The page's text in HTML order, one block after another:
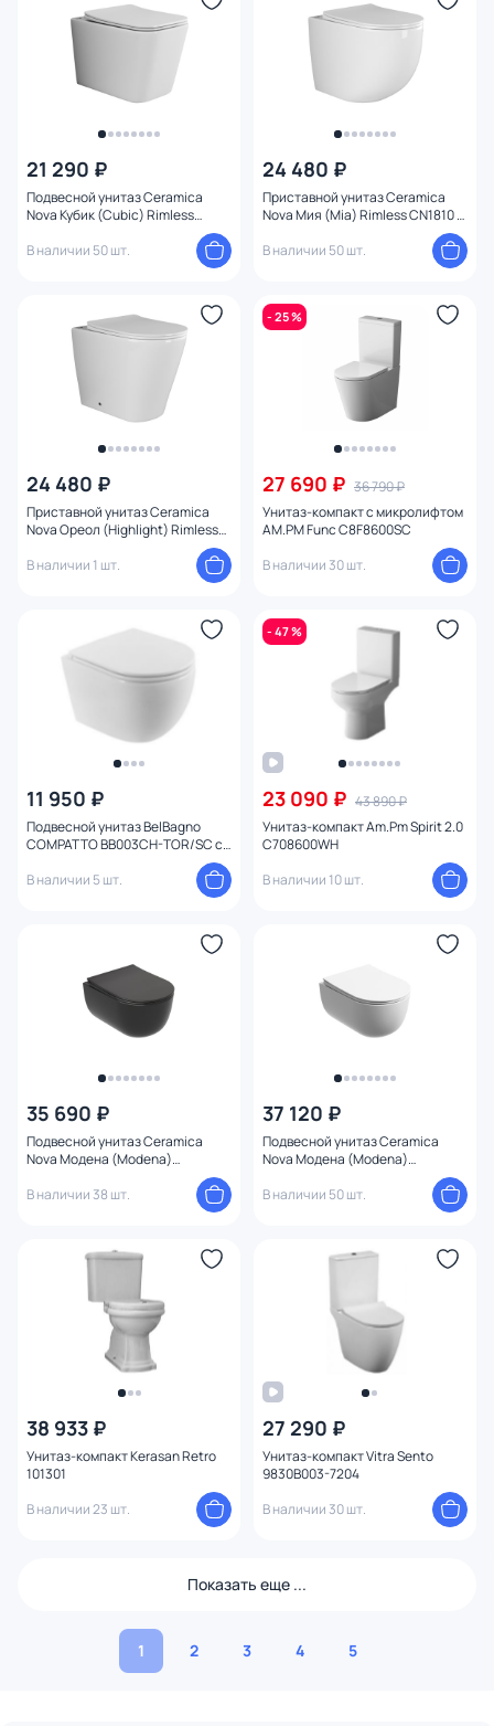
21 290 ₽
Подвесной унитаз Ceramica
Nova Кубик (Cubic) Rimless
В наличии 50 шт.
24 480 ₽
Приставной унитаз Ceramica
Nova Мия (Mia) Rimless CN1810 с
В наличии 50 шт.
24 480 ₽
Приставной унитаз Ceramica
Nova Ореол (Highlight) Rimless
В наличии 1 шт.
- 25 %
27 690 ₽ 36 790 ₽
Унитаз-компакт с микролифтом
AM.PM Func C8F8600SC
В наличии 30 шт.
11 950 ₽
Подвесной унитаз BelBagno
COMPATTO BB003CH-TOR/SC с
В наличии 5 шт.
- 47 %
23 090 ₽ 43 890 ₽
Унитаз-компакт Am.Pm Spirit 2.0
C708600WH
В наличии 10 шт.
35 690 ₽
Подвесной унитаз Ceramica
Nova Модена (Modena)
черный
В наличии 38 шт.
37 120 ₽
Подвесной унитаз Ceramica
Nova Модена (Modena)
В наличии 50 шт.
38 933 ₽
Унитаз-компакт Kerasan Retro
101301
В наличии 23 шт.
27 290 ₽
Унитаз-компакт Vitra Sento
9830B003-7204
В наличии 30 шт.
Показать еще ...
1 2 3 4 5